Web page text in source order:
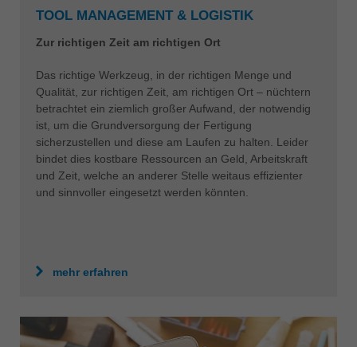
TOOL MANAGEMENT & LOGISTIK
Zur richtigen Zeit am richtigen Ort
Das richtige Werkzeug, in der richtigen Menge und
Qualität, zur richtigen Zeit, am richtigen Ort – nüchtern
betrachtet ein ziemlich großer Aufwand, der notwendig
ist, um die Grundversorgung der Fertigung
sicherzustellen und diese am Laufen zu halten. Leider
bindet dies kostbare Ressourcen an Geld, Arbeitskraft
und Zeit, welche an anderer Stelle weitaus effizienter
und sinnvoller eingesetzt werden könnten.
mehr erfahren